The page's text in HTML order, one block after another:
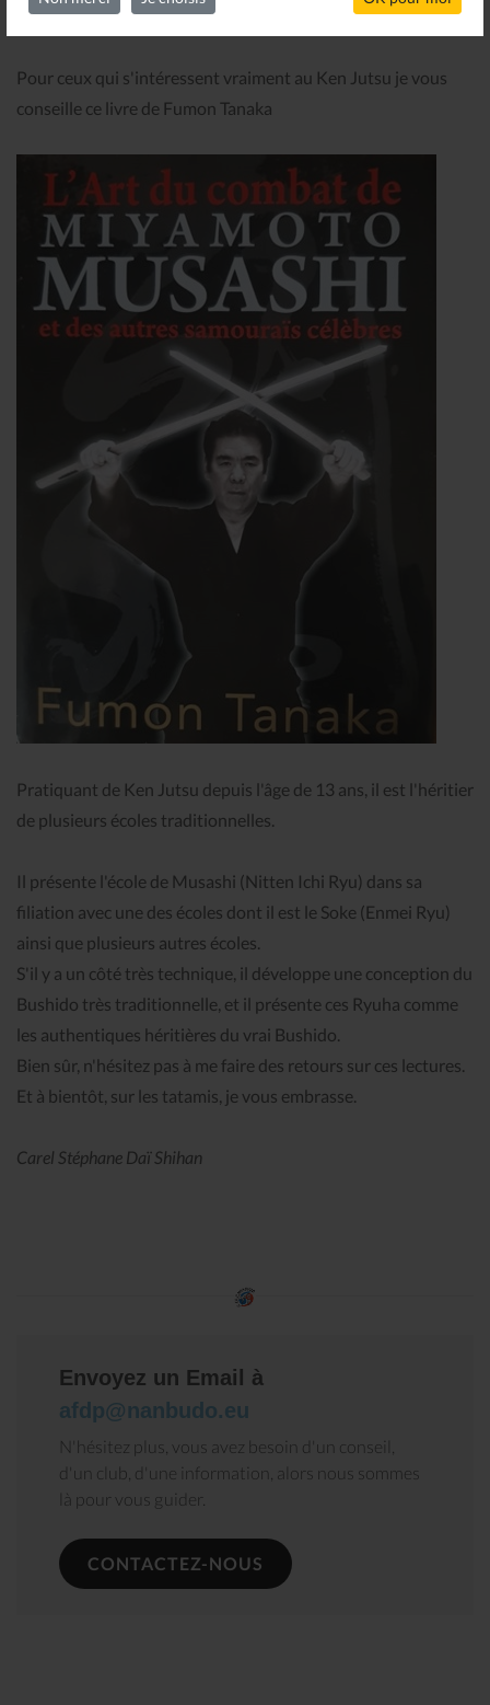
terminer notre travail de compréhension.
Pour ceux qui s'intéressent vraiment au Ken Jutsu je vous
conseille ce livre de Fumon Tanaka
Pratiquant de Ken Jutsu depuis l'âge de 13 ans, il est l'héritier
de plusieurs écoles traditionnelles.
Il présente l'école de Musashi (Nitten Ichi Ryu) dans sa
filiation avec une des écoles dont il est le Soke (Enmei Ryu)
ainsi que plusieurs autres écoles.
S'il y a un côté très technique, il développe une conception du
Bushido très traditionnelle, et il présente ces Ryuha comme
les authentiques héritières du vrai Bushido.
Bien sûr, n'hésitez pas à me faire des retours sur ces lectures.
Et à bientôt, sur les tatamis, je vous embrasse.
Carel Stéphane Daï Shihan
Envoyez un Email à
afdp@nanbudo.eu
N'hésitez plus, vous avez besoin d'un conseil,
d'un club, d'une information, alors nous sommes
là pour vous guider.
CONTACTEZ-NOUS